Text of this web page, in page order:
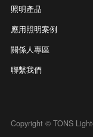
照明產品
應用照明案例
關係人專區
聯繫我們
Copyright © TONS